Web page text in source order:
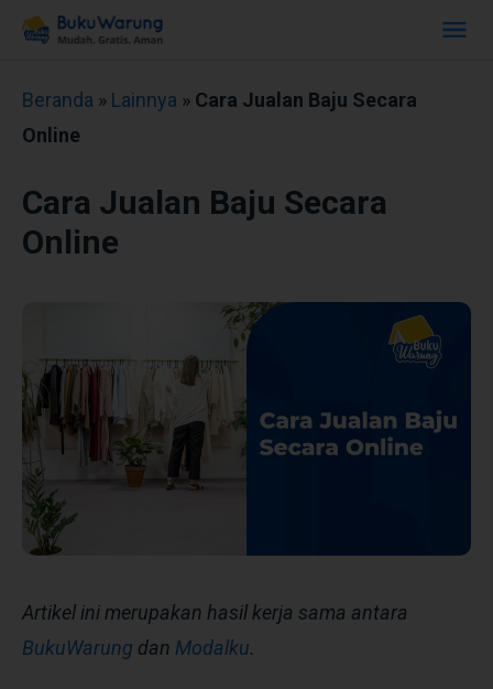
Beranda » Lainnya » Cara Jualan Baju Secara
Online
Cara Jualan Baju Secara
Online
Artikel ini merupakan hasil kerja sama antara
BukuWarung dan Modalku.